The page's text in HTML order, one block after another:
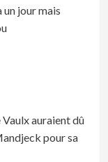
un jour mais
Vaulx auraient dû
pour sa